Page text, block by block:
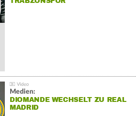
Medien:
DIOMANDE WECHSELT ZU REAL
MADRID